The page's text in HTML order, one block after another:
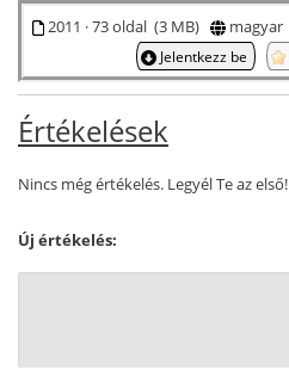
2011 · 73 oldal (3 MB) magyar
Jelentkezz be
Értékelések
Nincs még értékelés. Legyél Te az első!
Új értékelés: